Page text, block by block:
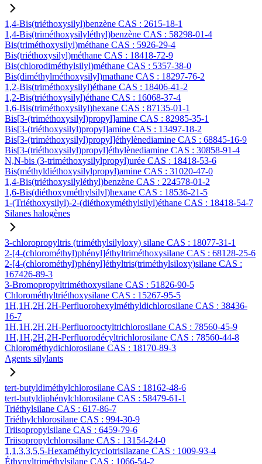
1,4-Bis(triéthoxysilyl)benzène CAS : 2615-18-1
1,4-Bis(triméthoxysilyléthyl)benzène CAS : 58298-01-4
Bis(triméthoxysilyl)méthane CAS : 5926-29-4
Bis(triéthoxysilyl)méthane CAS : 18418-72-9
Bis(chlorodiméthylsilyl)méthane CAS : 5357-38-0
Bis(diméthylméthoxysilyl)mathane CAS : 18297-76-2
1,2-Bis(triméthoxysilyl)éthane CAS : 18406-41-2
1,2-Bis(triéthoxysilyl)éthane CAS : 16068-37-4
1,6-Bis(triméthoxysilyl)hexane CAS : 87135-01-1
Bis[3-(triméthoxysilyl)propyl]amine CAS : 82985-35-1
Bis[3-(triéthoxysilyl)propyl]amine CAS : 13497-18-2
Bis[3-(triméthoxysilyl)propyl]éthylènediamine CAS : 68845-16-9
Bis[3-(triéthoxysilyl)propyl]éthylènediamine CAS : 30858-91-4
N,N-bis (3-triméthoxysilylpropyl)urée CAS : 18418-53-6
Bis(méthyldiéthoxysilylpropyl)amine CAS : 31020-47-0
1,4-Bis(triéthoxysilyléthyl)benzène CAS : 224578-01-2
1,6-Bis(diéthoxyméthylsilyl)hexane CAS : 18536-21-5
1-(Triéthoxysilyl)-2-(diéthoxyméthylsilyl)éthane CAS : 18418-54-7
Silanes halogènes
3-chloropropyltris (triméthylsilyloxy) silane CAS : 18077-31-1
2-[4-(chlorométhyl)phényl]éthyltriméthoxysilane CAS : 68128-25-6
2-[4-(chlorométhyl)phényl]éthyltris(triméthylsiloxy)silane CAS :
167426-89-3
3-Bromopropyltriméthoxysilane CAS : 51826-90-5
Chlorométhyltriéthoxysilane CAS : 15267-95-5
1H,1H,2H,2H-Perfluorohexylméthyldichlorosilane CAS : 38436-
16-7
1H,1H,2H,2H-Perfluorooctyltrichlorosilane CAS : 78560-45-9
1H,1H,2H,2H-Perfluorodécyltrichlorosilane CAS : 78560-44-8
Chlorométhydichlorosilane CAS : 18170-89-3
Agents silylants
tert-butyldiméthylchlorosilane CAS : 18162-48-6
tert-butyldiphénylchlorosilane CAS : 58479-61-1
Triéthylsilane CAS : 617-86-7
Triéthylchlorosilane CAS : 994-30-9
Triisopropylsilane CAS : 6459-79-6
Triisopropylchlorosilane CAS : 13154-24-0
1,1,3,3,5,5-Hexaméthylcyclotrisilazane CAS : 1009-93-4
Éthynyltriméthylsilane CAS : 1066-54-2